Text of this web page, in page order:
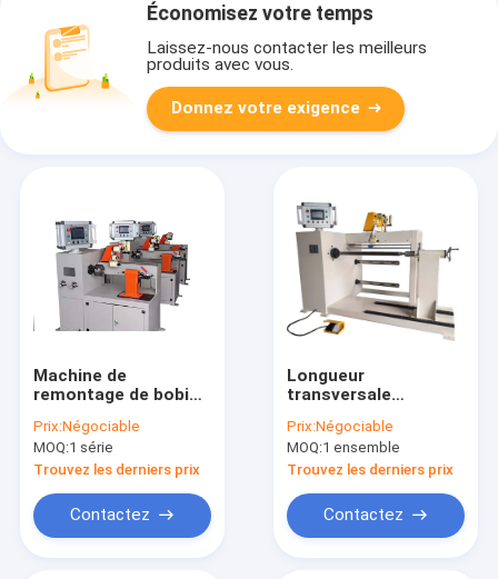
Économisez votre temps
Laissez-nous contacter les meilleurs
produits avec vous.
Donnez votre exigence
Machine de
remontage de bobine
fil plat rond
professionnel
Prix:Négociable
MOQ:1 série
Trouvez les derniers prix
Contactez
Longueur
transversale
bobineuse de
transformateur
800mm
Prix:Négociable
MOQ:1 ensemble
Trouvez les derniers prix
Contactez